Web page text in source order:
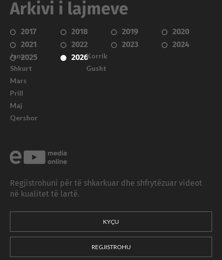
Arkivi i lajmeve
2017 2018 2019
2020
2021
2022 2023
2024
2025
2026
Janar
Shkurt
Mars
Prill
Maj
Qershor
Korrik
Gusht
Regjistrohuni për të shkarkuar dhe shfrytëzuar videot
në kualitet të lartë.
KYÇU
REGJISTROHU